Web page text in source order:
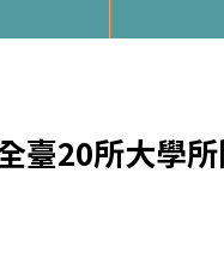
臺20所大學